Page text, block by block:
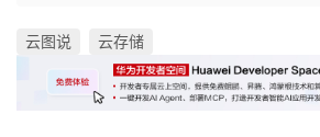
云图说 云存储